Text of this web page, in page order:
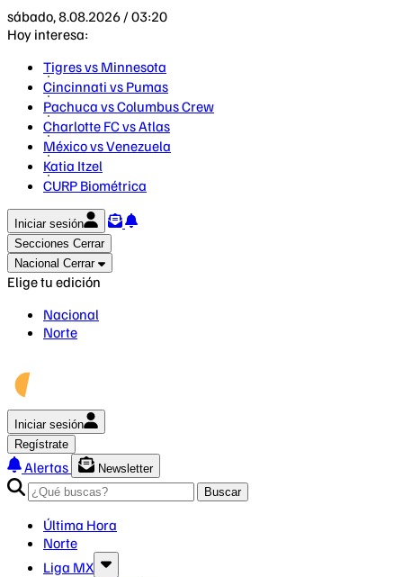
sábado, 8.08.2026 / 03:20
Hoy interesa:
Tigres vs Minnesota
Cincinnati vs Pumas
Pachuca vs Columbus Crew
Charlotte FC vs Atlas
México vs Venezuela
Katia Itzel
CURP Biométrica
Iniciar sesión
Secciones Cerrar
Nacional Cerrar
Elige tu edición
Nacional
Norte
Iniciar sesión
Regístrate
Alertas
Newsletter
Buscar
Última Hora
Norte
Liga MX